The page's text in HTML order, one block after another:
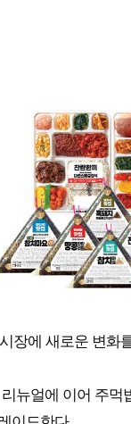
장에 새로운 변화
뉴얼에 이어 주